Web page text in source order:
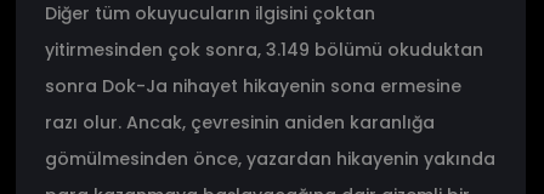
Diğer tüm okuyucuların ilgisini çoktan
yitirmesinden çok sonra, 3.149 bölümü okuduktan
sonra Dok-Ja nihayet hikayenin sona ermesine
razı olur. Ancak, çevresinin aniden karanlığa
gömülmesinden önce, yazardan hikayenin yakında